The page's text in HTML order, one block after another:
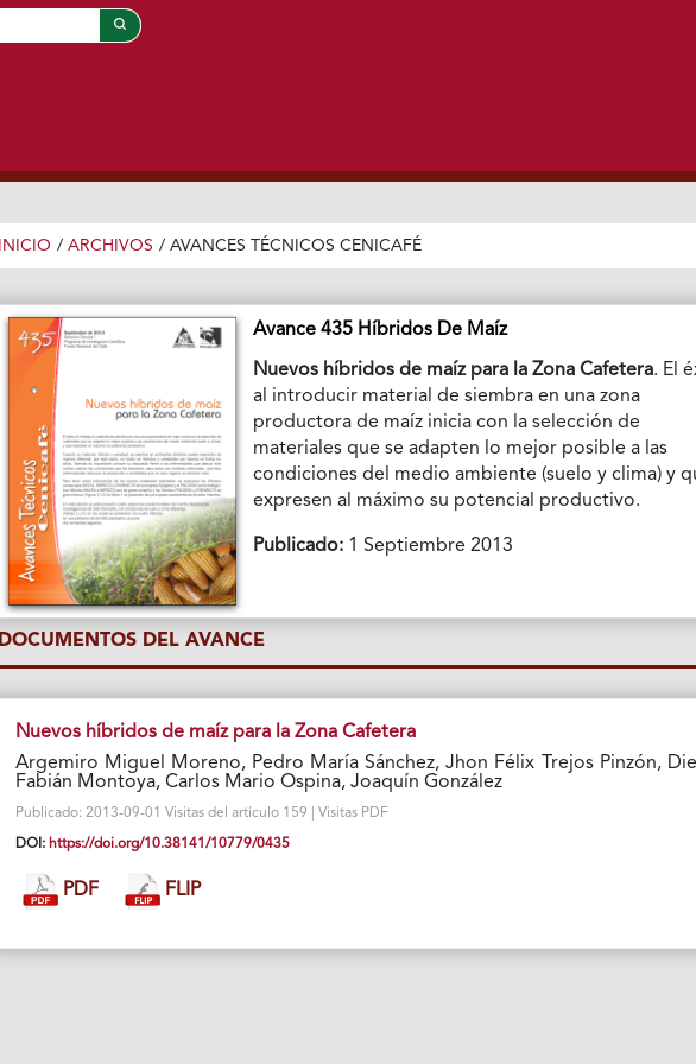
INICIO / ARCHIVOS / AVANCES TÉCNICOS CENICAFÉ
Avance 435 Híbridos De Maíz
Nuevos híbridos de maíz para la Zona Cafetera. El
al introducir material de siembra en una zona
productora de maíz inicia con la selección de
materiales que se adapten lo mejor posible a las
condiciones del medio ambiente (suelo y clima) y
expresen al máximo su potencial productivo.
Publicado: 1 Septiembre 2013
DOCUMENTOS DEL AVANCE
Nuevos híbridos de maíz para la Zona Cafetera
Argemiro Miguel Moreno, Pedro María Sánchez, Jhon Félix Trejos Pinzón,
Fabián Montoya, Carlos Mario Ospina, Joaquín González
Publicado: 2013-09-01 Visitas del artículo 159 | Visitas PDF
DOI: https://doi.org/10.38141/10779/0435
PDF FLIP